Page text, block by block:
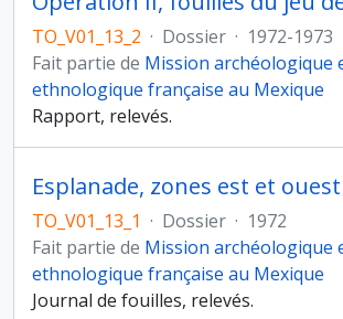
TO_V01_13_2 · Dossier · 1972-1973
Fait partie de Mission archéologique
ethnologique française au Mexique
Rapport, relevés.
Esplanade, zones est et ouest
TO_V01_13_1 · Dossier · 1972
Fait partie de Mission archéologique
ethnologique française au Mexique
Journal de fouilles, relevés.